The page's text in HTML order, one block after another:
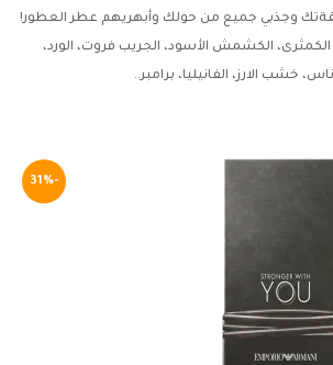
ثقةتك وجذبي جميع من حولك وأبهريهم عطر العطور!
الكمثرى، الكشمش الأسود، الجريب فروت، الورد،
خشب الارز، الفانيليا، برامبر..
-31%